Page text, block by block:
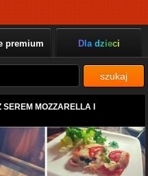
premium Dla dzieci
szukaj
MOZZARELLA I